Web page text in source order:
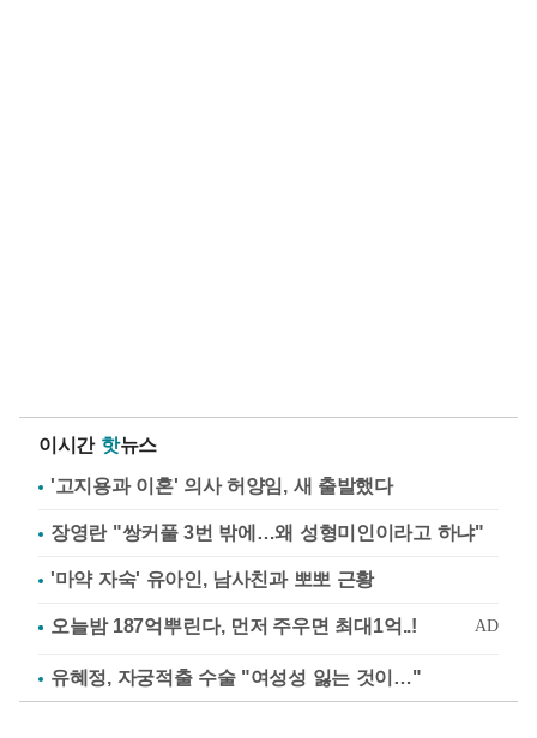
이시간 핫뉴스
'고지용과 이혼' 의사 허양임, 새 출발했다
장영란 "쌍커풀 3번 밖에…왜 성형미인이라고 하냐"
'마약 자숙' 유아인, 남사친과 뽀뽀 근황
유혜정, 자궁적출 수술 "여성성 잃는 것이…"